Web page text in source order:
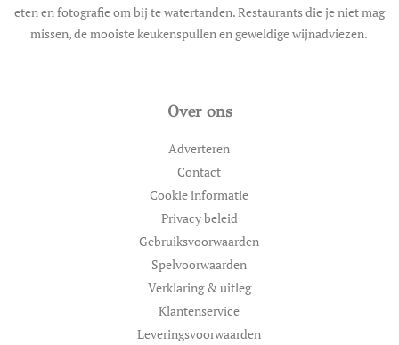
eten en fotografie om bij te watertanden. Restaurants die je niet mag
missen, de mooiste keukenspullen en geweldige wijnadviezen.
Over ons
Adverteren
Contact
Cookie informatie
Privacy beleid
Gebruiksvoorwaarden
Spelvoorwaarden
Verklaring & uitleg
Klantenservice
Leveringsvoorwaarden